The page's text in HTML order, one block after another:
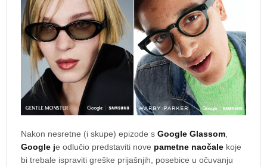
Nakon nesretne (i skupe) epizode s Google Glassom,
Google je odlučio predstaviti nove pametne naočale koje
bi trebale ispraviti greške prijašnjih, posebice u očuvanju